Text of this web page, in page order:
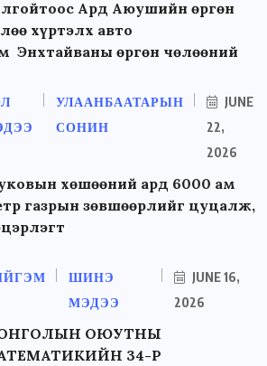
Ард Аюушийн өргөн
хүртэлх авто
Энхтайваны өргөн чөлөөний
УЛААНБААТАРЫН
СОНИН
JUNE
22,
2026
хөшөөний ард 6000 ам
газрын зөвшөөрлийг цуцалж,
ШИНЭ
МЭДЭЭ
JUNE 16,
2026
ОЮУТНЫ
34-Р